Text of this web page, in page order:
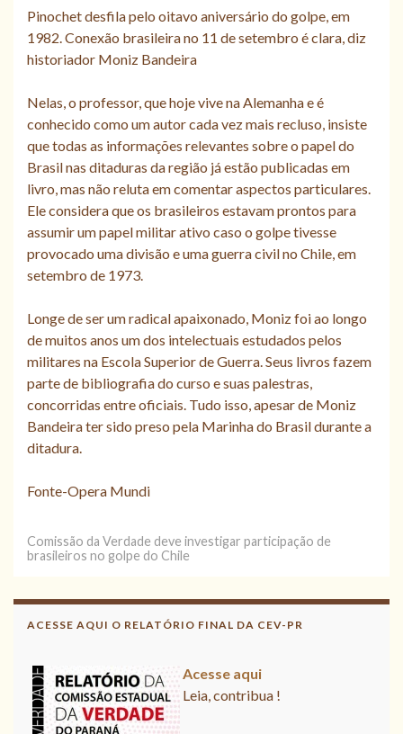
Pinochet desfila pelo oitavo aniversário do golpe, em
1982. Conexão brasileira no 11 de setembro é clara, diz
historiador Moniz Bandeira
Nelas, o professor, que hoje vive na Alemanha e é
conhecido como um autor cada vez mais recluso, insiste
que todas as informações relevantes sobre o papel do
Brasil nas ditaduras da região já estão publicadas em
livro, mas não reluta em comentar aspectos particulares.
Ele considera que os brasileiros estavam prontos para
assumir um papel militar ativo caso o golpe tivesse
provocado uma divisão e uma guerra civil no Chile, em
setembro de 1973.
Longe de ser um radical apaixonado, Moniz foi ao longo
de muitos anos um dos intelectuais estudados pelos
militares na Escola Superior de Guerra. Seus livros fazem
parte de bibliografia do curso e suas palestras,
concorridas entre oficiais. Tudo isso, apesar de Moniz
Bandeira ter sido preso pela Marinha do Brasil durante a
ditadura.
Fonte-Opera Mundi
Comissão da Verdade deve investigar participação de
brasileiros no golpe do Chile
ACESSE AQUI O RELATÓRIO FINAL DA CEV-PR
Acesse aqui
Leia, contribua !